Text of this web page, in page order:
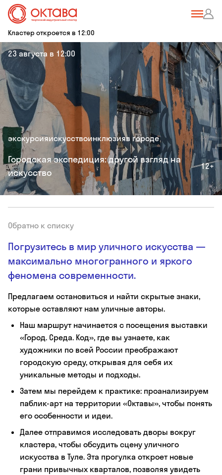
Кластер откроется в 12:00
23 августа в 12:00
экскурсияискусствоинклюзияв городе
Городская экспедиция: другой взгляд на
искусство
12+
Погрузитесь в мир уличного искусства —
максимально многогранного и яркого
феномена современности.
Предлагаем остановиться и найти скрытые знаки,
которые оставляют нам уличные авторы.
Наш маршрут начинается с посещения выставки
«Город. Среда. Код», где вы узнаете, как
художники по всей России преображают
городскую среду, открывая для себя их
уникальные методы и подходы.
Затем мы перейдем к практике: проанализируем
паблик-арт на территории «Октавы», чтобы понять
его особенности и идеи.
Далее отправимся исследовать дворы вокруг
кластера, чтобы обсудить сцену уличного
искусства в Туле. Эта прогулка откроет новые
грани привычных кварталов, позволяя увидеть
Обратно к списку